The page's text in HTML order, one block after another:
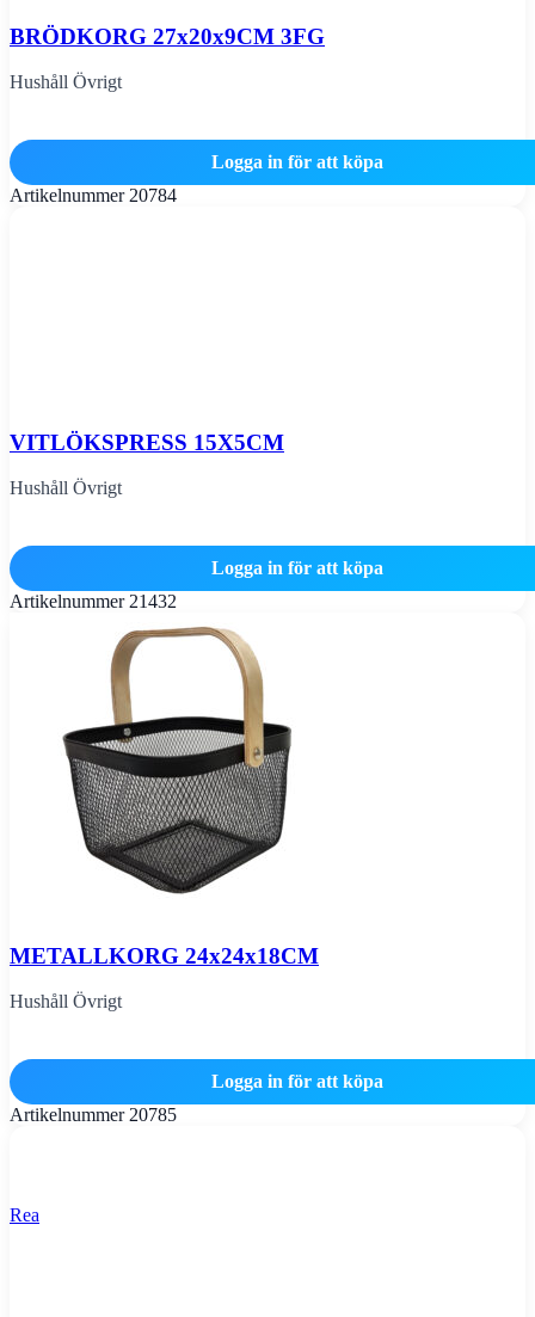
BRÖDKORG 27x20x9CM 3FG
Hushåll Övrigt
Logga in för att köpa
Artikelnummer 20784
VITLÖKSPRESS 15X5CM
Hushåll Övrigt
Logga in för att köpa
Artikelnummer 21432
METALLKORG 24x24x18CM
Hushåll Övrigt
Logga in för att köpa
Artikelnummer 20785
Rea